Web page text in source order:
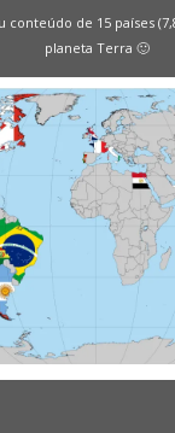
conteúdo de 15 países
planeta Terra 🙂